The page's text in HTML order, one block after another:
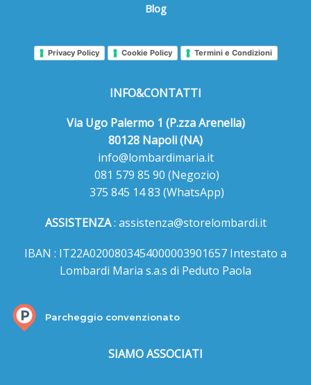
Blog
Privacy Policy Cookie Policy Termini e Condizioni
INFO&CONTATTI
Via Ugo Palermo 1 (P.zza Arenella)
80128 Napoli (NA)
info@lombardimaria.it
081 579 85 90 (Negozio)
375 845 14 83 (WhatsApp)
ASSISTENZA: assistenza@storelombardi.it
IBAN : IT22A0200803454000003901657 Intestato a
Lombardi Maria s.a.s di Peduto Paola
Parcheggio convenzionato
SIAMO ASSOCIATI